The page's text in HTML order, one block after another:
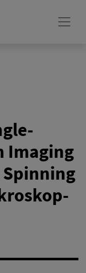
Imaging
Spinning